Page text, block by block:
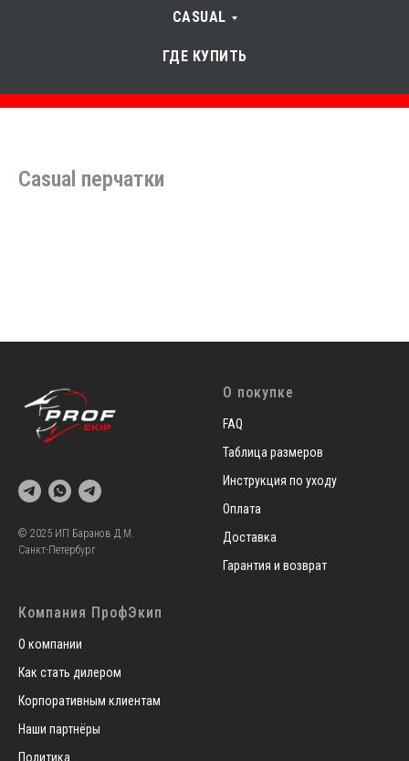
CASUAL
ГДЕ КУПИТЬ
Casual перчатки
© 2025 ИП Баранов Д.М.
Санкт-Петербург
О покупке
FAQ
Таблица размеров
Инструкция по уходу
Оплата
Доставка
Гарантия и возврат
Компания ПрофЭкип
О компании
Как стать дилером
Корпоративным клиентам
Наши партнёры
Политика